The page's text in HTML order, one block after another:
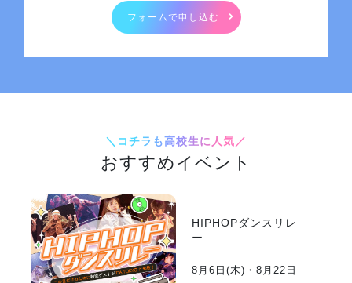
フォームで申し込む
＼コチラも高校生に人気／
おすすめイベント
HIPHOPダンスリレ
ー
8月6日(木)・8月22日